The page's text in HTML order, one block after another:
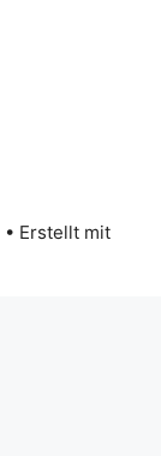
• Erstellt mit